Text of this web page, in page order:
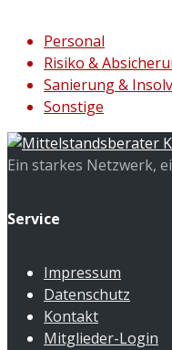
Personal
Risiko &
Sanierung &
Sonstige
Ein starkes Netzwerk,
Service
Impressum
Datenschutz
Kontakt
Mitglieder-Login